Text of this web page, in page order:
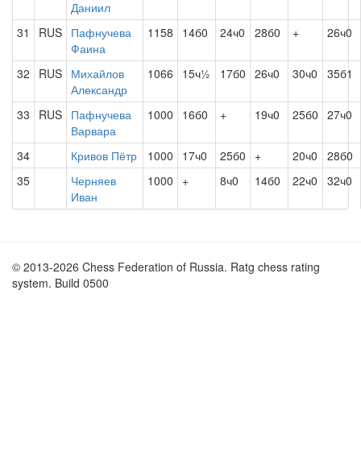
Даниил
31
RUS Пафнучева
Фаина
1158 14б0 24ч0 28б0 + 26ч0
32 RUS Михайлов
Александр
1066 15ч½ 17б0 26ч0 30ч0 35б1
33 RUS Пафнучева
Варвара
1000 16б0 + 19ч0 25б0 27ч0
34 Кривов Пётр 1000 17ч0 25б0 + 20ч0
28б0
35
Черняев
Иван
1000 + 8ч0 14б0 22ч0 32ч0
© 2013-2026 Chess Federation of Russia. Ratg chess rating
system. Build 0500